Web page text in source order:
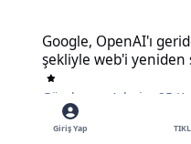
Google, OpenAI'ı
şekliyle web'i
Gönderen: Admin
25
0 cevap
Giriş Yap